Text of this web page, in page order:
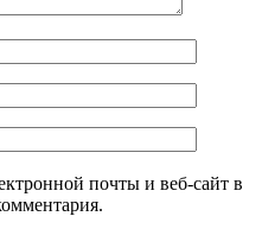
почты и веб-сайт в